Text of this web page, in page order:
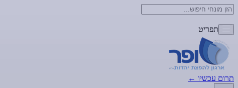
תפריט
תרום עכשיו ←